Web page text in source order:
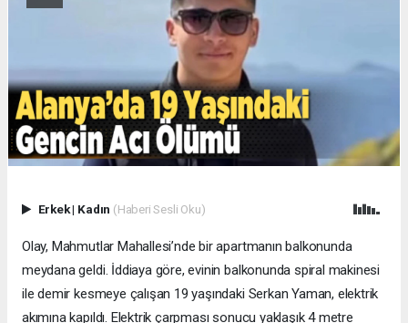
Erkek| Kadın (Haberi Sesli Oku)
Olay, Mahmutlar Mahallesi’nde bir apartmanın balkonunda
meydana geldi. İddiaya göre, evinin balkonunda spiral makinesi
ile demir kesmeye çalışan 19 yaşındaki Serkan Yaman, elektrik
akımına kapıldı. Elektrik çarpması sonucu yaklaşık 4 metre